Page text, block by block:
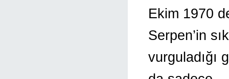
Ekim 1970
Serpen’in
vurguladığı